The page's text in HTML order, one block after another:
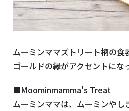
ムーミンママズトリート柄の食
ゴールドの縁がアクセントにな
■Moominmamma's Treat
ムーミンママは、ムーミンやし